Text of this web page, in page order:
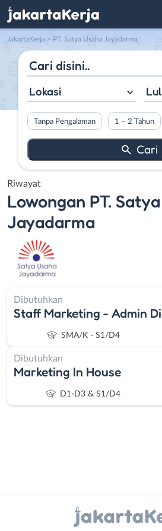
JakartaKerja > PT. Satya Usaha Jayadarma
Lokasi
Tanpa Pengalaman 1 – 2 Tahun
Riwayat
Lowongan PT.
Jayadarma
Dibutuhkan
Staff Marketing - Admin
SMA/K - S1/D4
Dibutuhkan
Marketing In House
D1-D3 & S1/D4
Gizi
Work)
X -